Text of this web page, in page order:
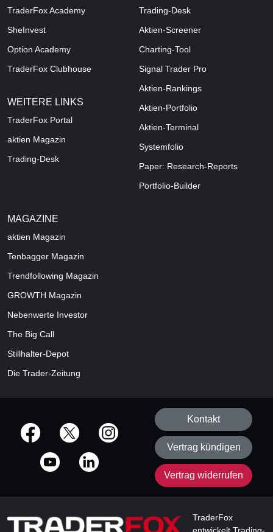
TraderFox Academy
SheInvest
Option Academy
TraderFox Clubhouse
WEITERE LINKS
TraderFox Portal
aktien Magazin
Trading-Desk
Trading-Desk
Aktien-Screener
Charting-Tool
Signal Trader Pro
Aktien-Rankings
Aktien-Portfolio
Aktien-Terminal
Systemfolio
Paper: Research-Reports
Portfolio-Builder
MAGAZINE
aktien Magazin
Tenbagger Magazin
Trendfollowing Magazin
GROWTH Magazin
Nebenwerte Investor
The Big Call
Stillhalter-Depot
Die Trader-Zeitung
offizielle Social Media-Accounts
Kontakt
Vertrag kündigen
Vertrag widerrufen
TraderFox
entwickelt Trading-